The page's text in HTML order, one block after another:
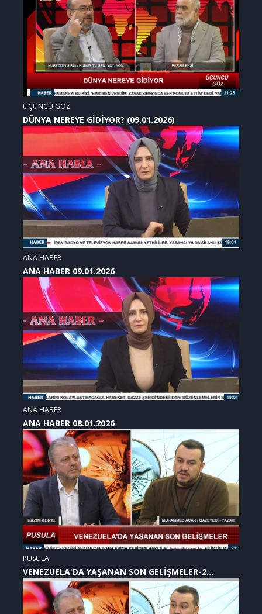
ÜÇÜNCÜ GÖZ
DÜNYA NEREYE GİDİYOR? (09.01.2026)
ANA HABER
ANA HABER 09.01.2026
ANA HABER
ANA HABER 08.01.2026
PUSULA
VENEZUELA'DA YAŞANAN SON GELİŞMELER-2
(07.01.2026)